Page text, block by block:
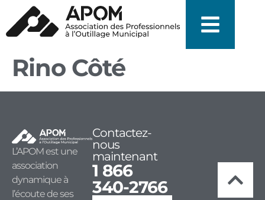
Rino Côté
L’APOM est une
association
dynamique à
l’écoute de ses
Contactez-
nous
maintenant
1 866
340-2766